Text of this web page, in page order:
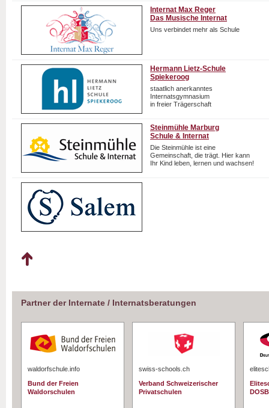
Internat Max Reger
Das Musische Internat
Uns verbindet mehr als Schule
Hermann Lietz-Schule
Spiekeroog
staatlich anerkanntes
Internatsgymnasium
in freier Trägerschaft
Steinmühle Marburg
Schule & Internat
Die Steinmühle ist eine
Gemeinschaft, die trägt. Hier kann
Ihr Kind leben, lernen und wachsen!
Partner der Internate / Internatsberatungen
waldorfschule.info
Bund der Freien
Waldorschulen
swiss-schools.ch
Verband Schweizerischer
Privatschulen
DOSB